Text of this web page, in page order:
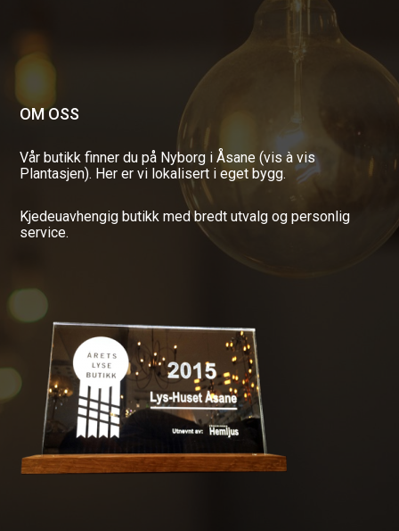
OM OSS
Vår butikk finner du på Nyborg i Åsane (vis à vis
Plantasjen). Her er vi lokalisert i eget bygg.
Kjedeuavhengig butikk med bredt utvalg og personlig
service.